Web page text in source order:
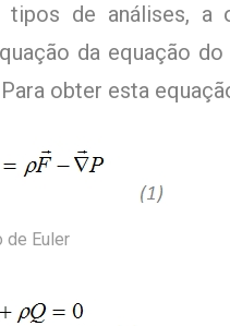
de análises, a
da equação
obter esta
de Euler